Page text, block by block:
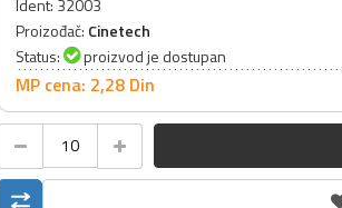
Ident: 32003
Proizođač: Cinetech
Status:
proizvod je dostupan
MP cena: 2,28 Din